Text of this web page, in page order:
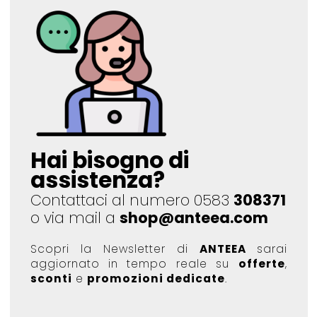
Hai bisogno di
assistenza?
Contattaci al numero 0583 308371
o via mail a shop@anteea.com
Scopri la Newsletter di ANTEEA sarai
aggiornato in tempo reale su offerte,
sconti e promozioni dedicate.